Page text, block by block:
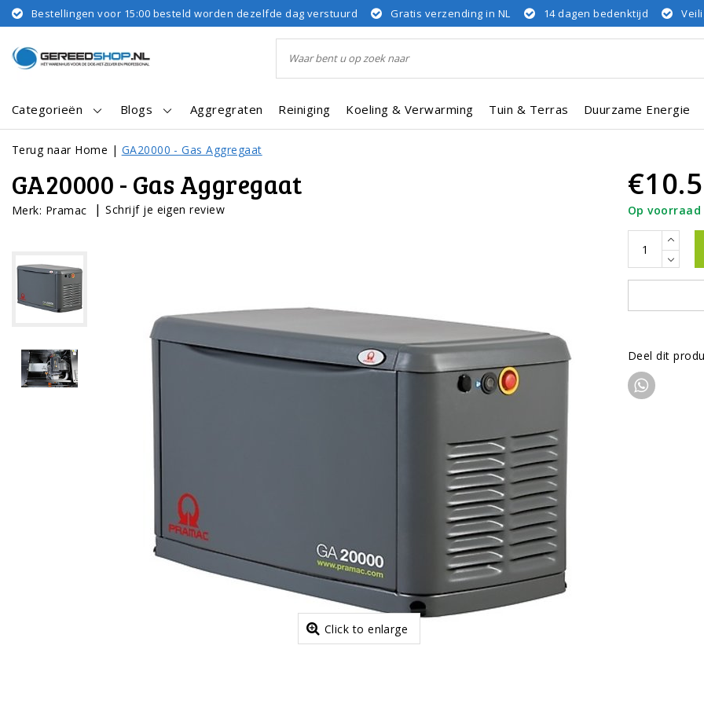
Bestellingen voor 15:00 besteld worden dezelfde dag verstuurd Gratis verzending in NL 14 dagen bedenktijd
Categorieën Blogs Aggregraten Reiniging Koeling & Verwarming Tuin & Terras Duurzame Energie
Terug naar Home | GA20000 - Gas Aggregaat
GA20000 - Gas Aggregaat
Merk: Pramac |Schrijf je eigen review
Click to enlarge
Op voorraad
Deel dit